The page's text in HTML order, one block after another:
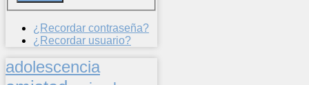
¿Recordar contraseña?
¿Recordar usuario?
adolescencia